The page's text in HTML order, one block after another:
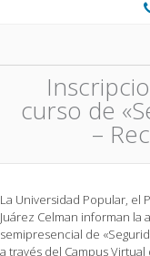
curso de
–
La Universidad Popular, el
Juárez Celman informan
semipresencial de
a través del Campus Virtual